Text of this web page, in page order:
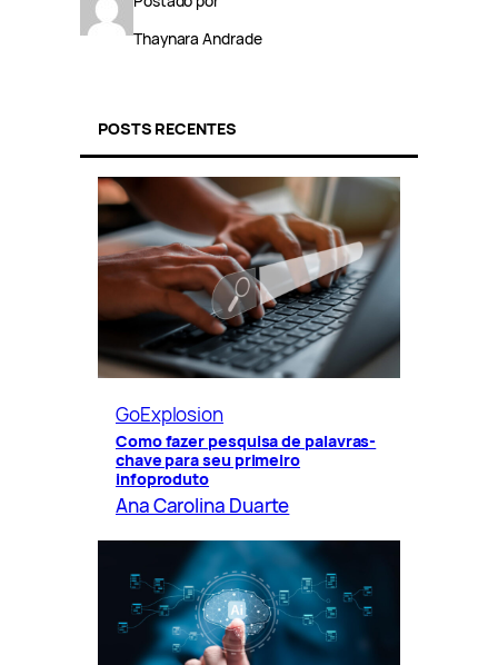
Thaynara Andrade
POSTS RECENTES
GoExplosion
Como fazer pesquisa de palavras-
chave para seu primeiro
infoproduto
Ana Carolina Duarte